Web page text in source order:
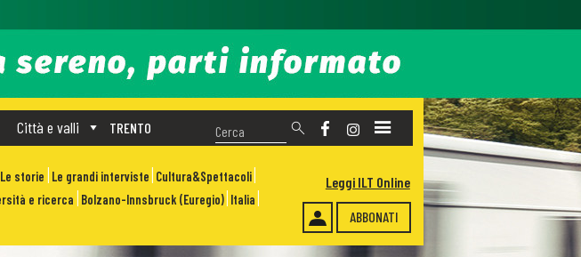
TRENTO
Città e valli
Le storie Le grandi interviste Cultura&Spettacoli
e ricerca Bolzano-Innsbruck (Euregio) Italia
ABBONATI
Leggi ILT Online